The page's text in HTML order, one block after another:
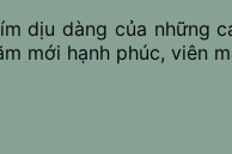
dịu dàng của những
mới hạnh phúc, viên